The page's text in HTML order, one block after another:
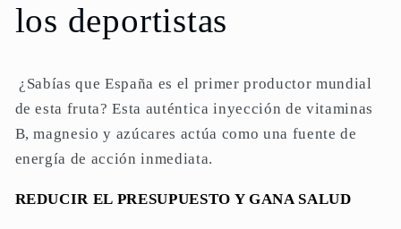
los deportistas
¿Sabías que España es el primer productor mundial
de esta fruta? Esta auténtica inyección de vitaminas
B, magnesio y azúcares actúa como una fuente de
energía de acción inmediata.
REDUCIR EL PRESUPUESTO Y GANA SALUD